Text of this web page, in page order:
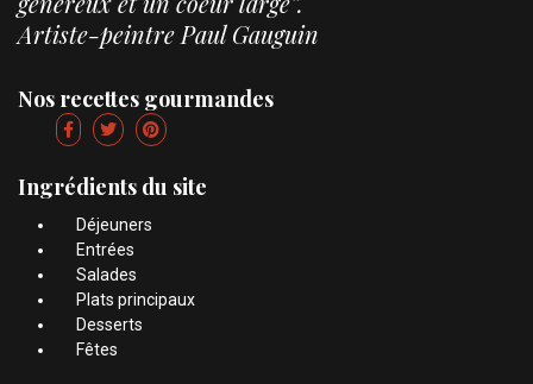
Artiste-peintre Paul Gauguin
Nos recettes gourmandes
Ingrédients du site
Déjeuners
Entrées
Salades
Plats principaux
Desserts
Fêtes